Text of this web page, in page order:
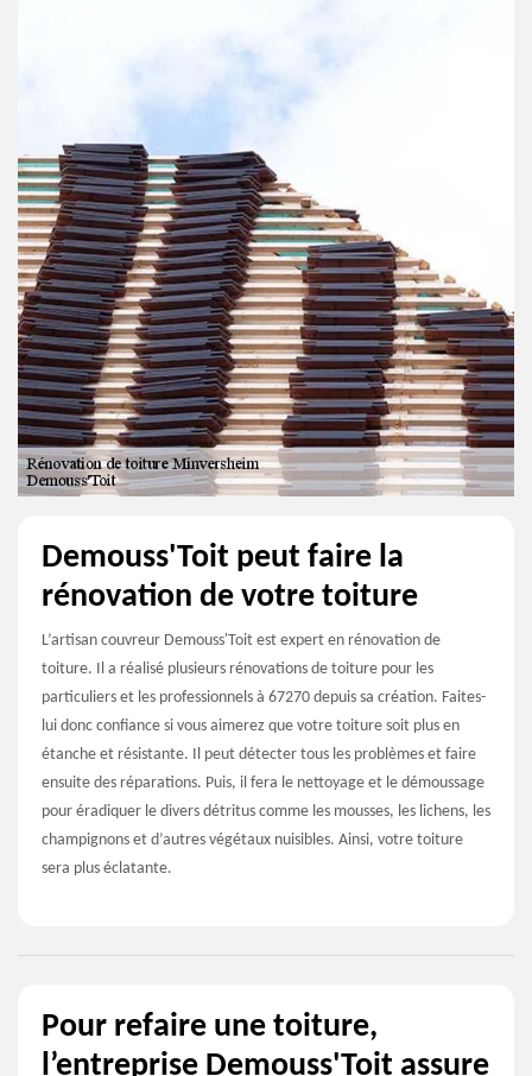
Demouss'Toit peut faire la
rénovation de votre toiture
L’artisan couvreur Demouss'Toit est expert en rénovation de
toiture. Il a réalisé plusieurs rénovations de toiture pour les
particuliers et les professionnels à 67270 depuis sa création. Faites-
lui donc confiance si vous aimerez que votre toiture soit plus en
étanche et résistante. Il peut détecter tous les problèmes et faire
ensuite des réparations. Puis, il fera le nettoyage et le démoussage
pour éradiquer le divers détritus comme les mousses, les lichens, les
champignons et d’autres végétaux nuisibles. Ainsi, votre toiture
sera plus éclatante.
Pour refaire une toiture,
l’entreprise Demouss'Toit assure